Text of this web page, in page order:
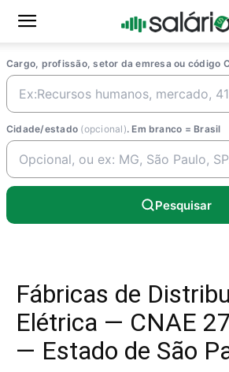
Cargo, profissão, setor da emresa ou código
Cidade/estado (opcional). Em branco = Brasil
Pesquisar
Fábricas de
Elétrica — CNAE
— Estado de São